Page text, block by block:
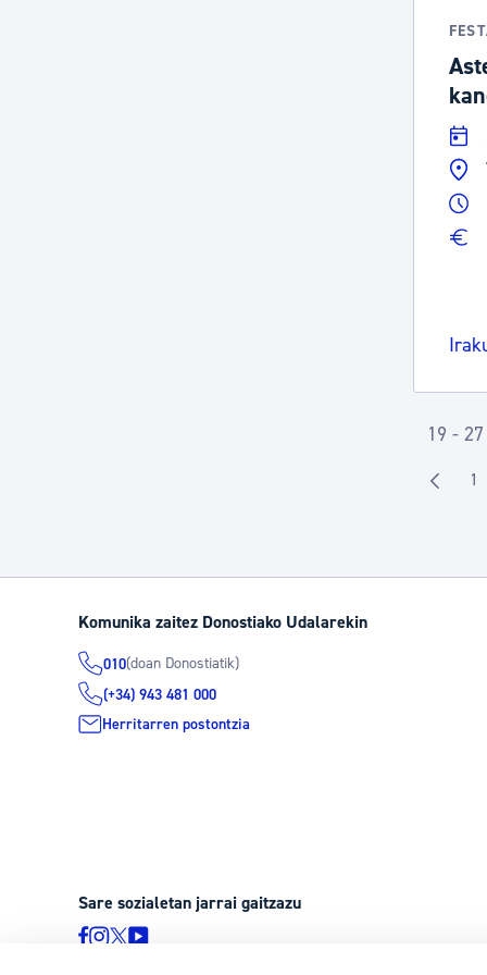
19 -
1
Komunika zaitez Donostiako Udalarekin
010(doan Donostiatik)
(+34) 943 481 000
Herritarren postontzia
Sare sozialetan jarrai gaitzazu